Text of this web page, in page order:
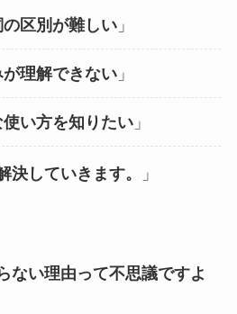
区別が難しい」
理解できない」
い方を知りたい」
決していきます。 」
ない理由って不思議ですよ